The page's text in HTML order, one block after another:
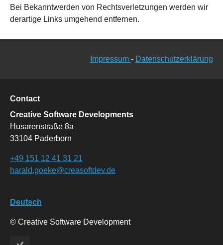
Bei Bekanntwerden von Rechtsverletzungen werden wir
derartige Links umgehend entfernen.
Impressum - Datenschutzerklärung
Contact
Creative Software Developments
Husarenstraße 8a
33104 Paderborn
+49 151 12 41 31 21
harald.goeke@creasoftdev.de
Deutsch
© Creative Software Development